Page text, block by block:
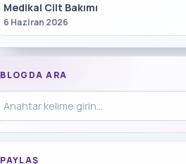
Medikal Cilt Bakımı
6 Haziran 2026
BLOGDA ARA
içinde ara
PAYLAŞ